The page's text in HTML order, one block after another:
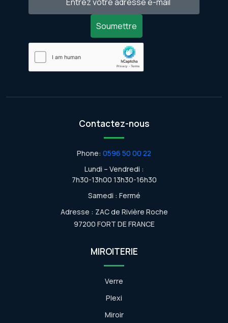
Soumettre
Contactez-nous
Phone: 0596 50 00 22
Lundi – Vendredi :
7h30-13h00 13h30-16h30
Samedi : Fermé
Adresse : ZAC de Rivière Roche
97200 FORT DE FRANCE
MIROITERIE
Verre
Plexi
Miroir